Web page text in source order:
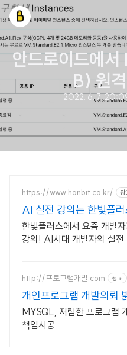
안드로이드에
B) 원
2022. 6. 7.
https://www.hanbit.co.kr/ 광
AI 실전 강의는 한빛플
학습의 정석
한빛플러스에서 요즘 개발
강의! AI시대 개발자의 실전
http://프로그램개발.com 광고
개인프로그램 개발의뢰
MYSQL, 저렴한 프로그램
책임시공